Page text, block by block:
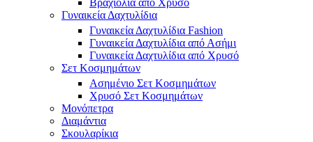
Βραχιόλια από Χρυσό
Γυναικεία Δαχτυλίδια
Γυναικεία Δαχτυλίδια Fashion
Γυναικεία Δαχτυλίδια από Ασήμι
Γυναικεία Δαχτυλίδια από Χρυσό
Σετ Κοσμημάτων
Ασημένιο Σετ Κοσμημάτων
Χρυσό Σετ Κοσμημάτων
Μονόπετρα
Διαμάντια
Σκουλαρίκια